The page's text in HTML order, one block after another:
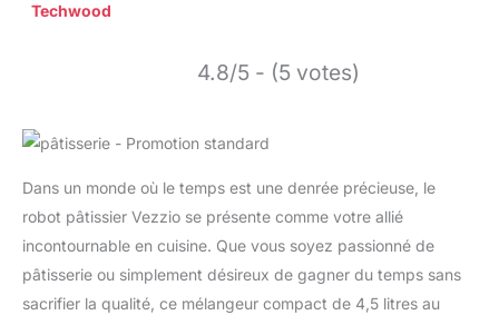
Techwood
4.8/5 - (5 votes)
Dans un monde où le temps est une denrée précieuse, le
robot pâtissier Vezzio se présente comme votre allié
incontournable en cuisine. Que vous soyez passionné de
pâtisserie ou simplement désireux de gagner du temps sans
sacrifier la qualité, ce mélangeur compact de 4,5 litres au